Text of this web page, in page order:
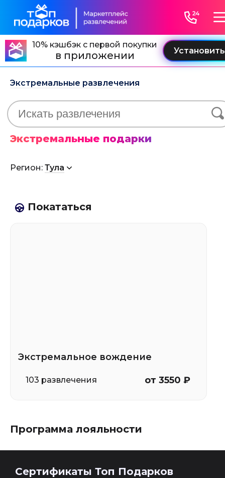
10% кэшбэк с первой покупки
в приложении
Экстремальные развлечения
Экстремальные подарки
Регион: Тула
Покататься
Экстремальное вождение
103 развлечения от 3550 ₽
Программа лояльности
Сертификаты Топ Подарков